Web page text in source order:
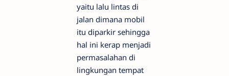
yaitu lalu lintas di
jalan dimana mobil
itu diparkir sehingga
hal ini kerap menjadi
permasalahan di
lingkungan tempat